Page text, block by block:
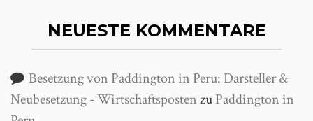
NEUESTE KOMMENTARE
Besetzung von Paddington in Peru: Darsteller &
Neubesetzung - WirtschaftspostenzuPaddington in